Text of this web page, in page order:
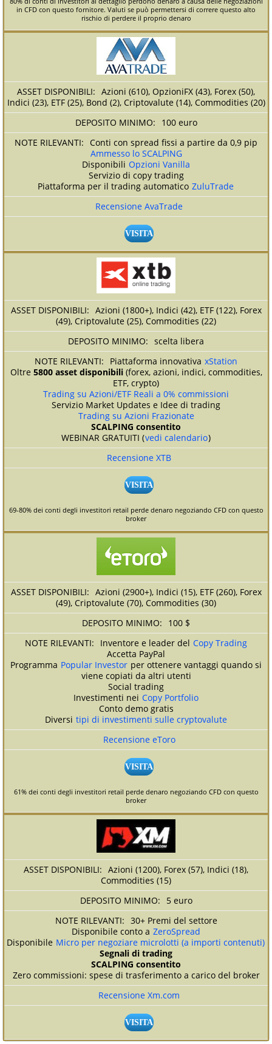
in CFD con questo fornitore. Valuti se può permettersi di correre questo alto
rischio di perdere il proprio denaro
Azioni (610), OpzioniFX (43), Forex (50),
Indici (23), ETF (25), Bond (2), Criptovalute (14), Commodities (20)
100 euro
Conti con spread fissi a partire da 0,9 pip
Ammesso lo SCALPING
Disponibili Opzioni Vanilla
Servizio di copy trading
Piattaforma per il trading automatico ZuluTrade
Recensione AvaTrade
VISITA
Azioni (1800+), Indici (42), ETF (122), Forex
(49), Criptovalute (25), Commodities (22)
scelta libera
Piattaforma innovativa xStation
Oltre 5800 asset disponibili(forex, azioni, indici, commodities,
ETF, crypto)
Trading su Azioni/ETF Reali a 0% commissioni
Servizio Market Updates e Idee di trading
Trading su Azioni Frazionate
SCALPING consentito
WEBINAR GRATUITI (vedi calendario)
Recensione XTB
VISITA
69-80% dei conti degli investitori retail perde denaro negoziando CFD con questo
broker
Azioni (2900+), Indici (15), ETF (260), Forex
(49), Criptovalute (70), Commodities (30)
100 $
Inventore e leader del Copy Trading
Accetta PayPal
Programma Popular Investor per ottenere vantaggi quando si
viene copiati da altri utenti
Social trading
Investimenti nei Copy Portfolio
Conto demo gratis
Diversi tipi di investimenti sulle cryptovalute
Recensione eToro
VISITA
61% dei conti degli investitori retail perde denaro negoziando CFD con questo
broker
Azioni (1200), Forex (57), Indici (18),
Commodities (15)
5 euro
30+ Premi del settore
Disponibile conto a ZeroSpread
Disponibile Micro per negoziare microlotti (a importi contenuti)
Segnali di trading
SCALPING consentito
Zero commissioni: spese di trasferimento a carico del broker
Recensione Xm.com
VISITA